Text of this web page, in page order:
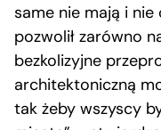
same nie mają i
pozwolił zarówno
bezkolizyjne
architektoniczną
tak żeby wszyscy